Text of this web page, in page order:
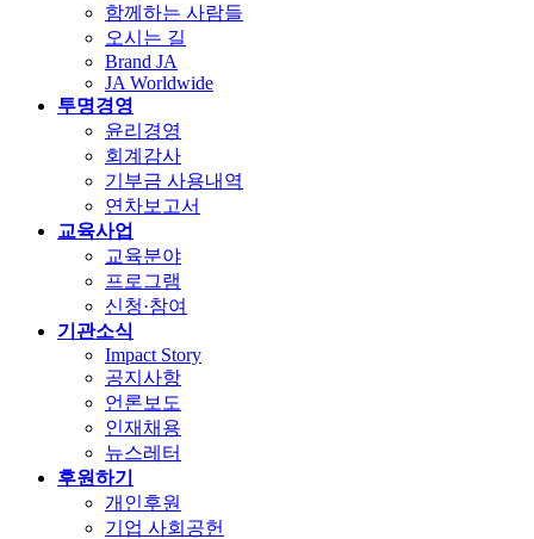
함께하는 사람들
오시는 길
Brand JA
JA Worldwide
투명경영
윤리경영
회계감사
기부금 사용내역
연차보고서
교육사업
교육분야
프로그램
신청·참여
기관소식
Impact Story
공지사항
언론보도
인재채용
뉴스레터
후원하기
개인후원
기업 사회공헌